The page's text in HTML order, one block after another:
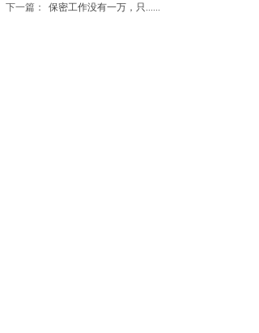
下一篇：
保密工作没有一万，只......